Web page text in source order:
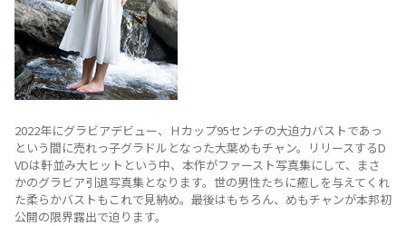
2022年にグラビアデビュー、Ｈカップ95センチの大迫力バストであっ
という間に売れっ子グラドルとなった大葉めもチャン。リリースするD
VDは軒並み大ヒットという中、本作がファースト写真集にして、まさ
かのグラビア引退写真集となります。世の男性たちに癒しを与えてくれ
た柔らかバストもこれで見納め。最後はもちろん、めもチャンが本邦初
公開の限界露出で迫ります。